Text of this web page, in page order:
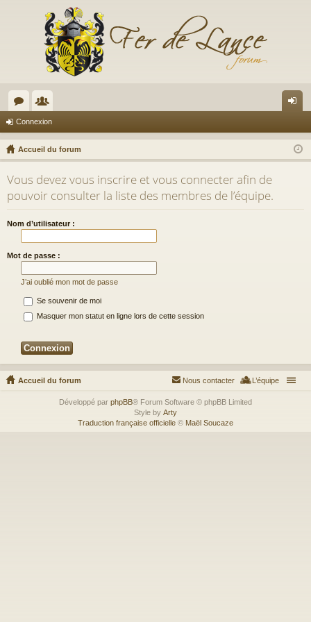
or
u
m
s
e
m
br
es
ne
xi
Connexion
Accueil du forum
Vous devez vous inscrire et vous connecter afin de
pouvoir consulter la liste des membres de l’équipe.
Nom d’utilisateur :
Mot de passe :
J’ai oublié mon mot de passe
Se souvenir de moi
Masquer mon statut en ligne lors de cette session
Accueil du forum L’équipe
Nous contacter
Développé par phpBB® Forum Software © phpBB Limited
Style by Arty
Traduction française officielle © Maël Soucaze